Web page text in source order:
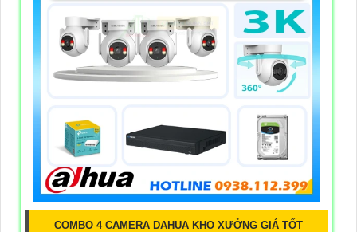
COMBO 4 CAMERA DAHUA KHO XƯỞNG GIÁ TỐT